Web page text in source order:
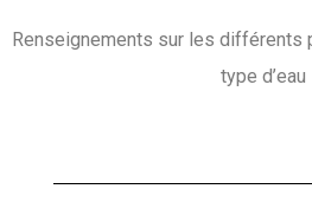
Renseignements sur les différents
type d’eau